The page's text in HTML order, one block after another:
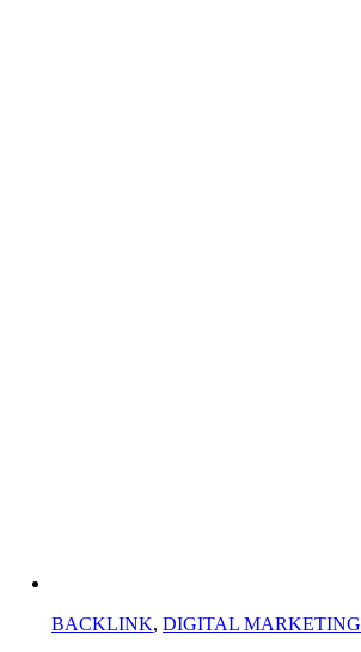
BACKLINK, DIGITAL MARKETING